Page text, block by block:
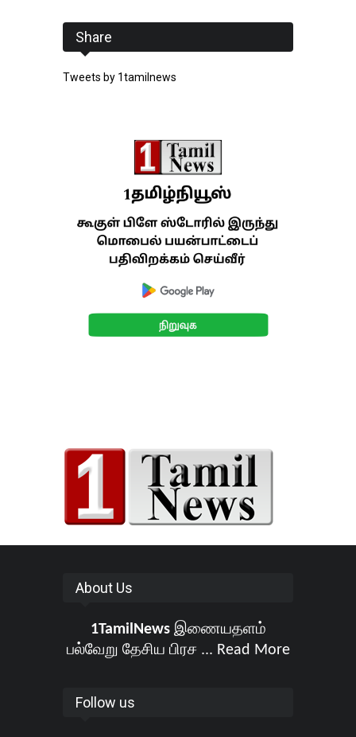
Share
Tweets by 1tamilnews
About Us
1TamilNewsஇணையதளம்
பல்வேறு தேசிய பிரச ... Read More
Follow us